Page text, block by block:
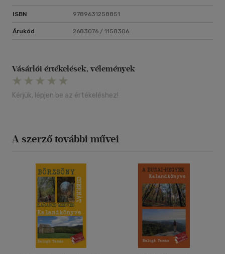
ISBN 9789631258851
Árukód 2683076 / 1158306
Vásárlói értékelések, vélemények
Kérjük, lépjen be az értékeléshez!
A szerző további művei